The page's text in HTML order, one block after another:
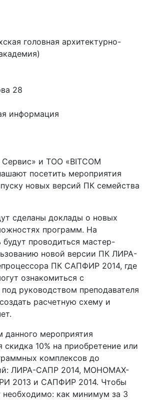
головная архитектурно-
28
информация
и ТОО «BITCOM
посетить мероприятия
новых версий ПК семейства
сделаны доклады о новых
программ. На
проводиться мастер-
новой версии ПК ЛИРА-
ПК САПФИР 2014, где
ознакомиться с
руководством преподавателя
расчетную схему и
данного мероприятия
скидка 10% на приобретение или
комплексов до
ЛИРА-САПР 2014, МОНОМАХ-
2013 и САПФИР 2014. Чтобы
необходимо: как минимум за 3